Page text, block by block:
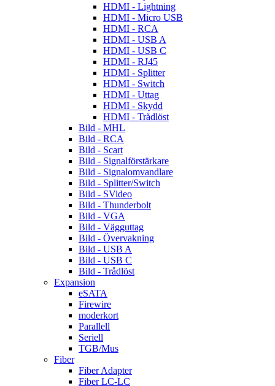
HDMI - Lightning
HDMI - Micro USB
HDMI - RCA
HDMI - USB A
HDMI - USB C
HDMI - RJ45
HDMI - Splitter
HDMI - Switch
HDMI - Uttag
HDMI - Skydd
HDMI - Trådlöst
Bild - MHL
Bild - RCA
Bild - Scart
Bild - Signalförstärkare
Bild - Signalomvandlare
Bild - Splitter/Switch
Bild - SVideo
Bild - Thunderbolt
Bild - VGA
Bild - Vägguttag
Bild - Övervakning
Bild - USB A
Bild - USB C
Bild - Trådlöst
Expansion
eSATA
Firewire
moderkort
Parallell
Seriell
TGB/Mus
Fiber
Fiber Adapter
Fiber LC-LC